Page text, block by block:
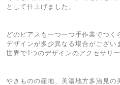
として仕上げました。
どのピアスも一つ一つ手作業でつく
デザインが多少異なる場合がござい
世界で1つのデザインのアクセサリ
やきものの産地、美濃地方多治見の